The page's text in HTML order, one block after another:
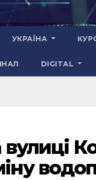
УКРАЇНА
DIGITAL